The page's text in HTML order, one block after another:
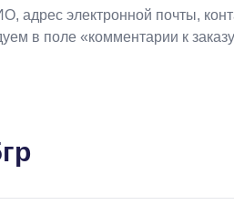
адрес электронной почты,
в поле «комментарии к